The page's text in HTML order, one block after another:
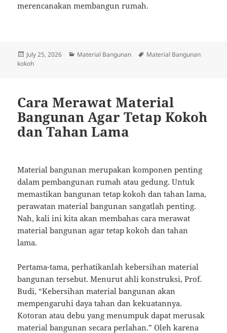
merencanakan membangun rumah.
Posted
on
July 25, 2026 Categories
Material Bangunan Tags
Material Bangunan
kokoh
Cara Merawat Material
Bangunan Agar Tetap Kokoh
dan Tahan Lama
Material bangunan merupakan komponen penting
dalam pembangunan rumah atau gedung. Untuk
memastikan bangunan tetap kokoh dan tahan lama,
perawatan material bangunan sangatlah penting.
Nah, kali ini kita akan membahas cara merawat
material bangunan agar tetap kokoh dan tahan
lama.
Pertama-tama, perhatikanlah kebersihan material
bangunan tersebut. Menurut ahli konstruksi, Prof.
Budi, “Kebersihan material bangunan akan
mempengaruhi daya tahan dan kekuatannya.
Kotoran atau debu yang menumpuk dapat merusak
material bangunan secara perlahan.” Oleh karena